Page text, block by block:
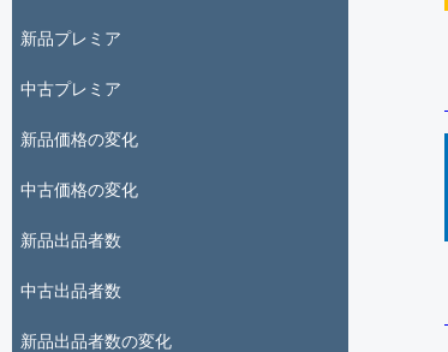
新品プレミア
中古プレミア
新品価格の変化
中古価格の変化
新品出品者数
中古出品者数
新品出品者数の変化